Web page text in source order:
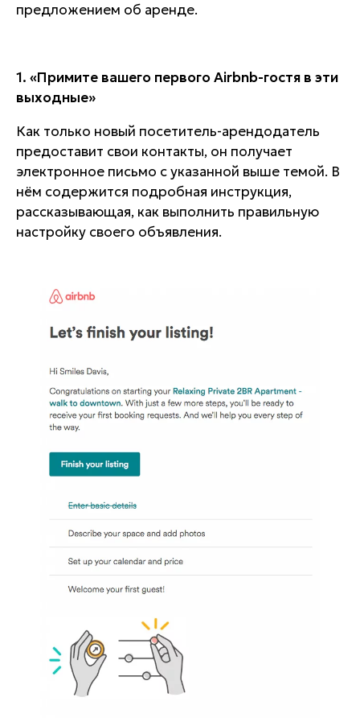
предложением об аренде.
1. «Примите вашего первого Airbnb-гостя в эти
выходные»
Как только новый посетитель-арендодатель
предоставит свои контакты, он получает
электронное письмо с указанной выше темой. В
нём содержится подробная инструкция,
рассказывающая, как выполнить правильную
настройку своего объявления.